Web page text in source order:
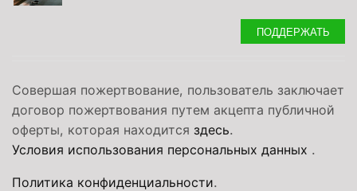
ПОДДЕРЖАТЬ
Совершая пожертвование, пользователь заключает
договор пожертвования путем акцепта публичной
оферты, которая находится здесь.
Условия использования персональных данных .
Политика конфиденциальности.